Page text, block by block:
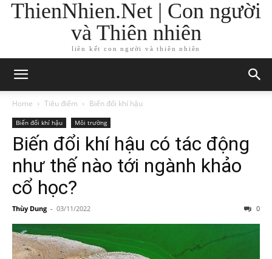
ThienNhien.Net | Con người
và Thiên nhiên
liên kết con người và thiên nhiên
Home Tiêu điểm Biến đổi khí hậu
Biến đổi khí hậu Môi trường
Biến đổi khí hậu có tác động
như thế nào tới ngành khảo
cổ học?
Thùy Dung - 03/11/2022 0